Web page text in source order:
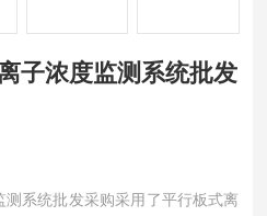
子浓度监测系统批发
系统批发采购采用了平行板式离